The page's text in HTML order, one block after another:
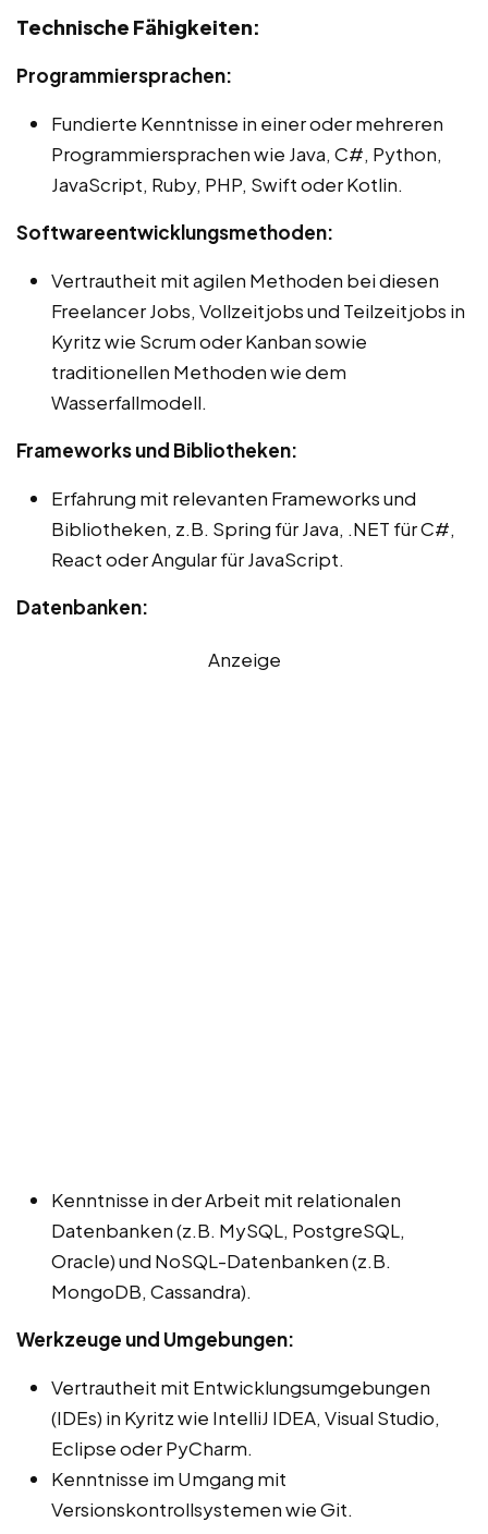
Technische Fähigkeiten:
Programmiersprachen:
Fundierte Kenntnisse in einer oder mehreren
Programmiersprachen wie Java, C#, Python,
JavaScript, Ruby, PHP, Swift oder Kotlin.
Softwareentwicklungsmethoden:
Vertrautheit mit agilen Methoden bei diesen
Freelancer Jobs, Vollzeitjobs und Teilzeitjobs in
Kyritz wie Scrum oder Kanban sowie
traditionellen Methoden wie dem
Wasserfallmodell.
Frameworks und Bibliotheken:
Erfahrung mit relevanten Frameworks und
Bibliotheken, z.B. Spring für Java, .NET für C#,
React oder Angular für JavaScript.
Datenbanken:
Anzeige
Kenntnisse in der Arbeit mit relationalen
Datenbanken (z.B. MySQL, PostgreSQL,
Oracle) und NoSQL-Datenbanken (z.B.
MongoDB, Cassandra).
Werkzeuge und Umgebungen:
Vertrautheit mit Entwicklungsumgebungen
(IDEs) in Kyritz wie IntelliJ IDEA, Visual Studio,
Eclipse oder PyCharm.
Kenntnisse im Umgang mit
Versionskontrollsystemen wie Git.